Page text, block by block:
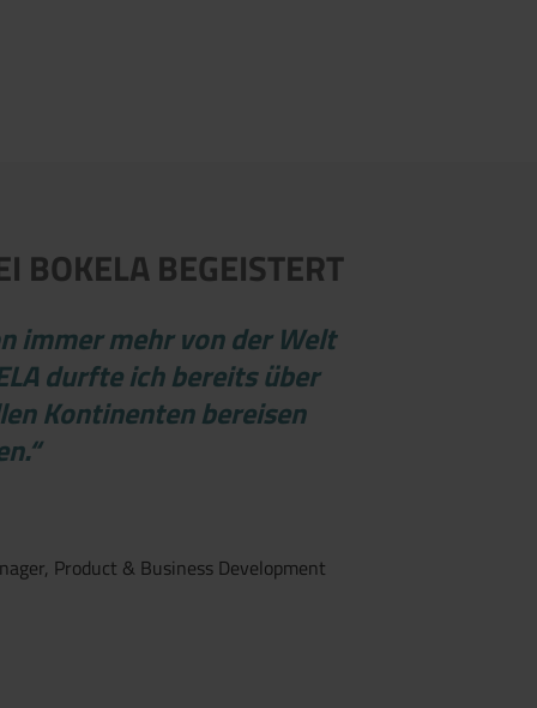
BOKELA BEGEISTERT
immer mehr von der Welt
durfte ich bereits über
Kontinenten bereisen
Product & Business Development